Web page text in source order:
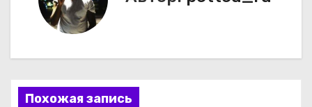
а
цПохожая запись